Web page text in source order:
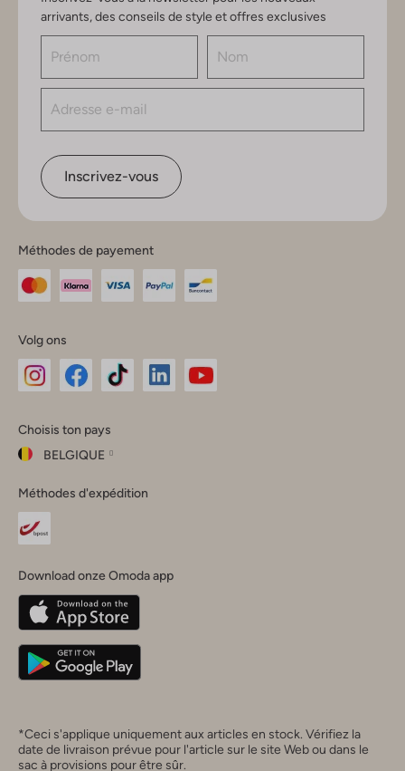
arrivants, des conseils de style et offres exclusives
Inscrivez-vous
Méthodes de payement
Volg ons
Instagram
Facebook
TikTok
Choisis ton pays
BELGIQUE
ton
pays
Fermer
Belgique(Français)
Deutschland
Méthodes d'expédition
Download onze Omoda app
*Ceci s'applique uniquement aux articles en stock. Vérifiez la
date de livraison prévue pour l'article sur le site Web ou dans le
sac à provisions pour être sûr.